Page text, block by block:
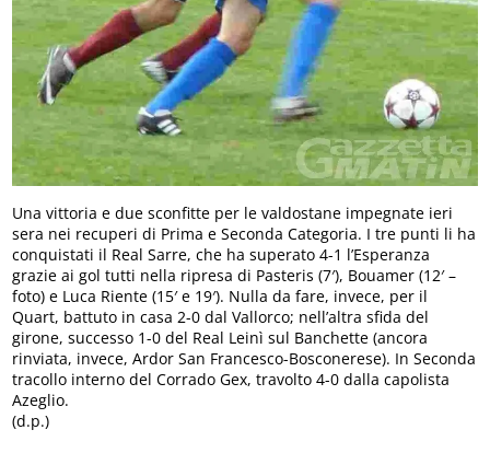
Una vittoria e due sconfitte per le valdostane impegnate ieri
sera nei recuperi di Prima e Seconda Categoria. I tre punti li ha
conquistati il Real Sarre, che ha superato 4-1 l’Esperanza
grazie ai gol tutti nella ripresa di Pasteris (7′), Bouamer (12′ –
foto) e Luca Riente (15′ e 19′). Nulla da fare, invece, per il
Quart, battuto in casa 2-0 dal Vallorco; nell’altra sfida del
girone, successo 1-0 del Real Leinì sul Banchette (ancora
rinviata, invece, Ardor San Francesco-Bosconerese). In Seconda
tracollo interno del Corrado Gex, travolto 4-0 dalla capolista
Azeglio.
(d.p.)